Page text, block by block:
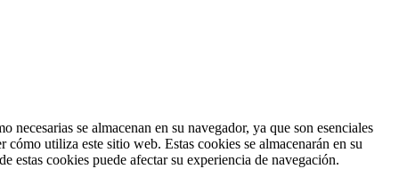
se almacenan en su navegador, ya que son esenciales
utiliza este sitio web. Estas cookies se almacenarán en su
estas cookies puede afectar su experiencia de navegación.